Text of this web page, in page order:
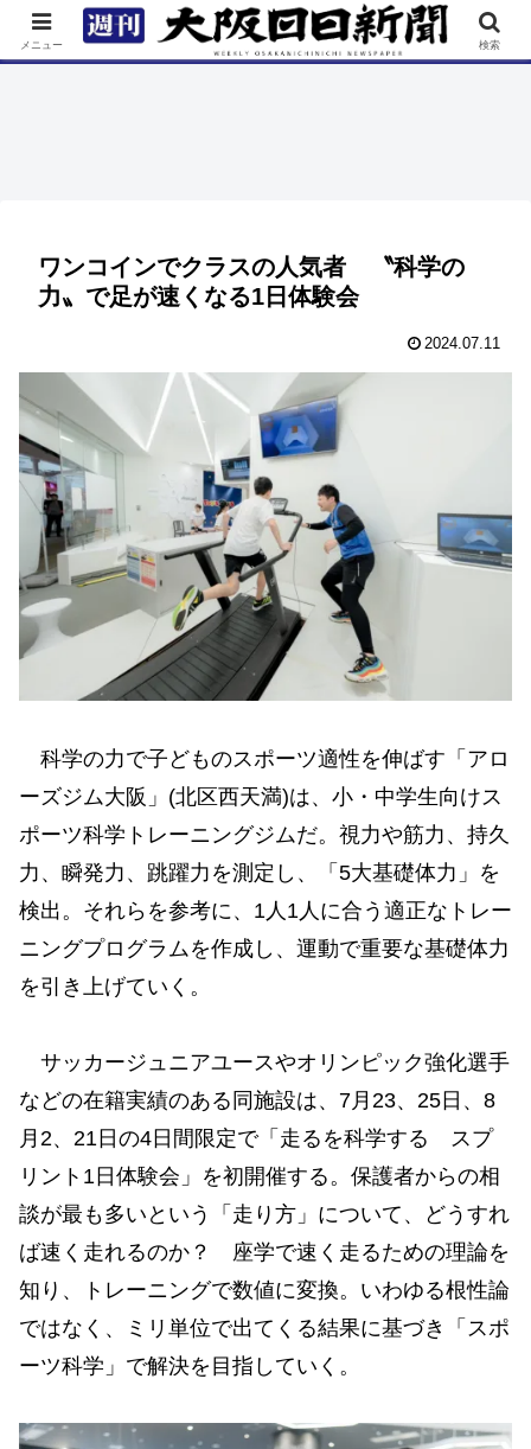
TOP 特集 ニュース 連載 街ネタ イベント
ワンコインでクラスの人気者 〝科学の
力〟で足が速くなる1日体験会
2024.07.11
科学の力で子どものスポーツ適性を伸ばす「アロ
ーズジム大阪」(北区西天満)は、小・中学生向けス
ポーツ科学トレーニングジムだ。視力や筋力、持久
力、瞬発力、跳躍力を測定し、「5大基礎体力」を
検出。それらを参考に、1人1人に合う適正なトレー
ニングプログラムを作成し、運動で重要な基礎体力
を引き上げていく。
サッカージュニアユースやオリンピック強化選手
などの在籍実績のある同施設は、7月23、25日、8
月2、21日の4日間限定で「走るを科学する スプ
リント1日体験会」を初開催する。保護者からの相
談が最も多いという「走り方」について、どうすれ
ば速く走れるのか？ 座学で速く走るための理論を
知り、トレーニングで数値に変換。いわゆる根性論
ではなく、ミリ単位で出てくる結果に基づき「スポ
ーツ科学」で解決を目指していく。
メニュー 検索